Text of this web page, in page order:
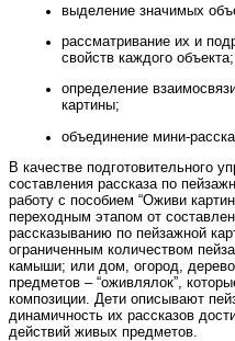
выделение значимых
рассматривание их и
свойств каждого объекта;
определение
картины;
объединение мини-
В качестве подготовительного
составления рассказа по
работу с пособием “Оживи
переходным этапом от
рассказыванию по пейзажной
ограниченным количеством
камыши; или дом, огород,
предметов – “оживлялок”,
композиции. Дети описывают
динамичность их рассказов
действий живых предметов.